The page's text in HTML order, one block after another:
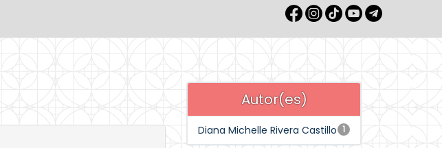
Autor(es)
1
Diana Michelle Rivera Castillo